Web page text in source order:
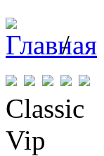
/
Classic
Vip